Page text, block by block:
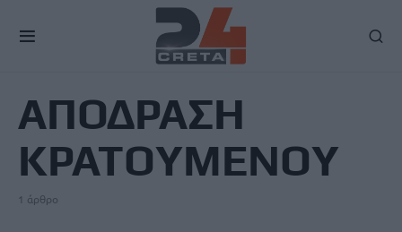
ΑΠΟΔΡΑΣΗ
ΚΡΑΤΟΥΜΕΝΟΥ
1 άρθρο